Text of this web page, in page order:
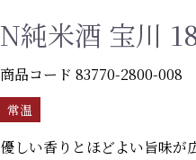
N純米酒 宝川
商品コード 83770-2800-008
常温
優しい香りとほどよい旨味が